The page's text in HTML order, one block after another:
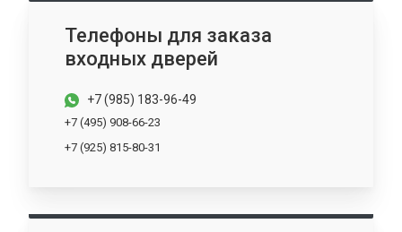
Телефоны для заказа
входных дверей
+7 (985) 183-96-49
+7 (495) 908-66-23
+7 (925) 815-80-31